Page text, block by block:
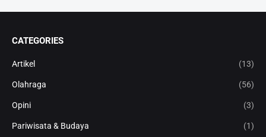
CATEGORIES
Artikel (13)
Olahraga (56)
Opini (3)
Pariwisata & Budaya (1)